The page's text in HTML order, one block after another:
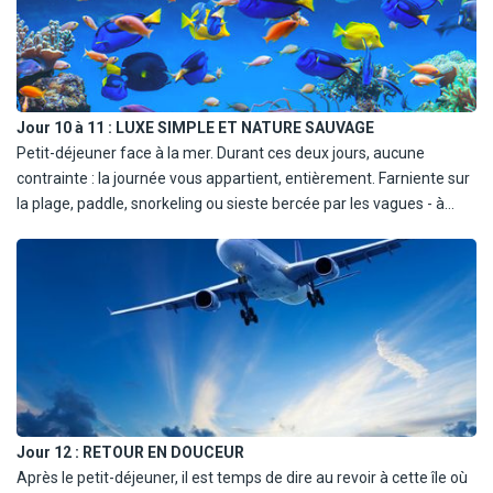
L'après-midi se décline entre baignade, lecture à l'ombre d'un
cocotier ou balade dans la mangrove. En soirée, le ciel caribéen se
pare de rose et d'or. Dîner et nuit à l'hôtel.
Jour 10 à 11 : LUXE SIMPLE ET NATURE SAUVAGE
Petit-déjeuner face à la mer. Durant ces deux jours, aucune
contrainte : la journée vous appartient, entièrement. Farniente sur
la plage, paddle, snorkeling ou sieste bercée par les vagues - à
la déconnexion complète. Et si l'envie vous prend, un massage au
spa ou une balade en kayak dans les eaux calmes de l'île vous
offriront un autre regard sur cet environnement intact. Tous les
repas sont inclus, et le confort raffiné de votre hébergement
prolonge cette parenthèse insulaire. Nuit à l'hôtel, entre
bruissement des vagues et ciel étoilé.
Jour 12 : RETOUR EN DOUCEUR
Après le petit-déjeuner, il est temps de dire au revoir à cette île où